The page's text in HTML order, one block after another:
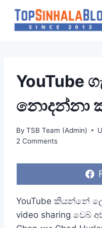
Skip
content
YouTube
නොදන්නා
By TSB Team (Admin)
2 Comments
r
YouTube කියන්නේ
video sharing වෙබ්